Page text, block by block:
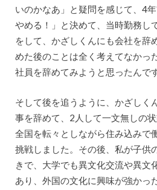
いのかなあ」と疑問を感じて、4
やめる！」と決めて、当時勤務し
をして、かざしくんにも会社を辞
めた後のことは全く考えてなかっ
社員を辞めてみようと思ったんです
そして後を追うように、かざしく
事を辞めて、2人して一文無しの
全国を転々としながら住み込みで
挑戦しました。その後、私が子供
きで、大学でも異文化交流や異文
あり、外国の文化に興味が強かっ